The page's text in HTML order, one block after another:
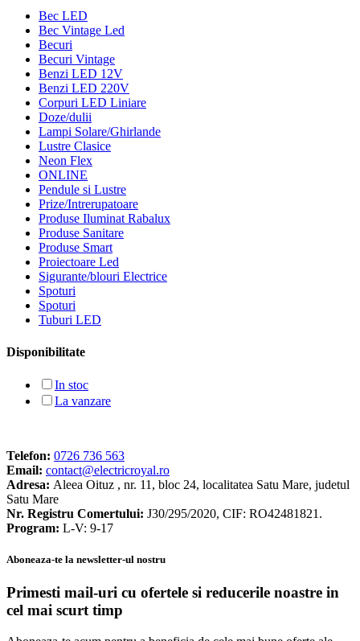
Bec LED
Bec Vintage Led
Becuri
Becuri Vintage
Benzi LED 12V
Benzi LED 220V
Corpuri LED Liniare
Doze/dulii
Lampi Solare/Ghirlande
Lustre Clasice
Neon Flex
ONLINE
Pendule si Lustre
Prize/Intrerupatoare
Produse Iluminat Rabalux
Produse Sanitare
Produse Smart
Proiectoare Led
Sigurante/blouri Electrice
Spoturi
Spoturi
Tuburi LED
Disponibilitate
In stoc
La vanzare
Telefon: 0726 736 563
Email: contact@electricroyal.ro
Adresa: Aleea Oituz , nr. 11, bloc 24, localitatea Satu Mare, judetul
Satu Mare
Nr. Registru Comertului: J30/295/2020, CIF: RO42481821.
Program: L-V: 9-17
Aboneaza-te la newsletter-ul nostru
Primesti mail-uri cu ofertele si reducerile noastre in
cel mai scurt timp